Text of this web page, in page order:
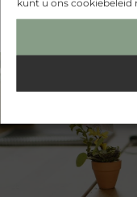
kunt u ons cookiebeleid
VORIGE